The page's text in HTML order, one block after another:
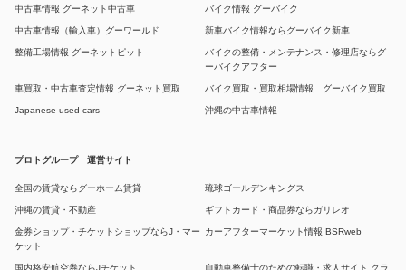
中古車情報 グーネット中古車 バイク情報 グーバイク
中古車情報（輸入車）グーワールド 新車バイク情報ならグーバイク新車
整備工場情報 グーネットピット
バイクの整備・メンテナンス・修理店ならグ
ーバイクアフター
車買取・中古車査定情報 グーネット買取 バイク買取・買取相場情報 グーバイク買取
Japanese used cars 沖縄の中古車情報
プロトグループ 運営サイト
全国の賃貸ならグーホーム賃貸 琉球ゴールデンキングス
沖縄の賃貸・不動産 ギフトカード・商品券ならガリレオ
金券ショップ・チケットショップならJ・マー
ケット
カーアフターマーケット情報 BSRweb